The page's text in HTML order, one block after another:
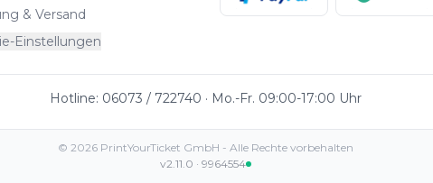
& Versand
Einstellungen
Hotline: 06073 / 722740 · Mo.-Fr. 09:00-17:00 Uhr
© 2026PrintYourTicket GmbH - Alle Rechte vorbehalten
v2.11.0 · 9964554